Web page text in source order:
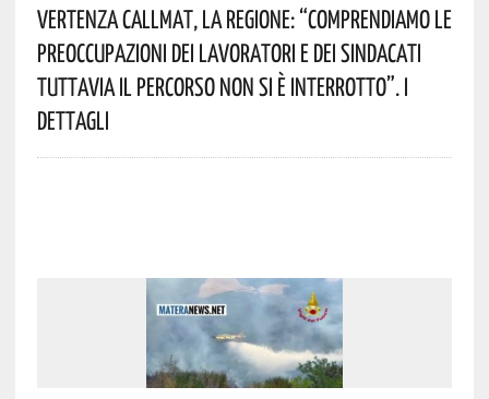
Vertenza CallMat, La Regione: “comprendiamo Le
Preoccupazioni Dei Lavoratori E Dei Sindacati
Tuttavia Il Percorso Non Si È Interrotto”. I
Dettagli